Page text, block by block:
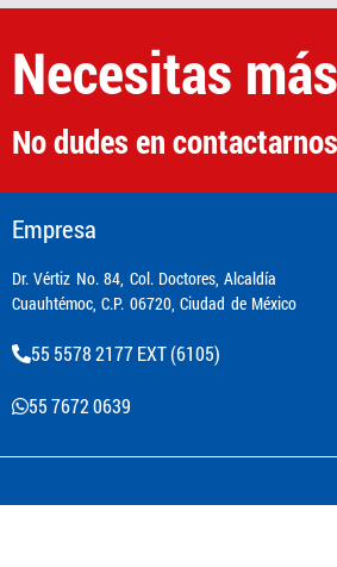
Necesitas
No dudes en
Empresa
​Dr. Vértiz No. 84, Col. Doctores, Alcaldía
Cuauhtémoc, C.P. 06720, Ciudad de México
55 5578 2177 EXT (6105)
55 7672 0639